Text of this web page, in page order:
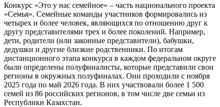
Конкурс «Это у нас семейное» – часть национального проекта
«Семья». Семейные команды участников формировались из
четырех и более человек, являющихся по отношению друг к
другу представителями трех и более поколений. Например,
дети, родители (или законные представители), бабушки,
дедушки и другие близкие родственники. По итогам
дистанционного этапа конкурса в каждом федеральном округе
были определены полуфиналисты, которые представили свои
регионы в окружных полуфиналах. Они проходили с ноября
2025 года по май 2026 года. В них участвовали более 1 500
семей из 86 российских регионов, в том числе две семьи из
Республики Казахстан.